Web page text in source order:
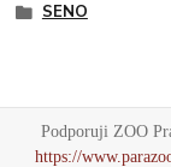
SENO
Podporuji ZOO
https://